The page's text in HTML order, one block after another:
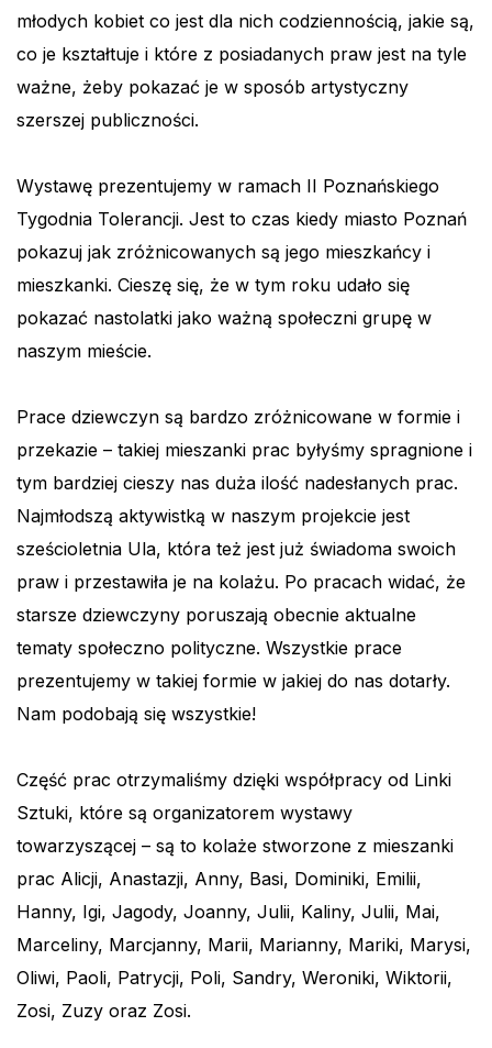
młodych kobiet co jest dla nich codziennością, jakie są,
co je kształtuje i które z posiadanych praw jest na tyle
ważne, żeby pokazać je w sposób artystyczny
szerszej publiczności.
Wystawę prezentujemy w ramach II Poznańskiego
Tygodnia Tolerancji. Jest to czas kiedy miasto Poznań
pokazuj jak zróżnicowanych są jego mieszkańcy i
mieszkanki. Cieszę się, że w tym roku udało się
pokazać nastolatki jako ważną społeczni grupę w
naszym mieście.
Prace dziewczyn są bardzo zróżnicowane w formie i
przekazie – takiej mieszanki prac byłyśmy spragnione i
tym bardziej cieszy nas duża ilość nadesłanych prac.
Najmłodszą aktywistką w naszym projekcie jest
sześcioletnia Ula, która też jest już świadoma swoich
praw i przestawiła je na kolażu. Po pracach widać, że
starsze dziewczyny poruszają obecnie aktualne
tematy społeczno polityczne. Wszystkie prace
prezentujemy w takiej formie w jakiej do nas dotarły.
Nam podobają się wszystkie!
Część prac otrzymaliśmy dzięki współpracy od Linki
Sztuki, które są organizatorem wystawy
towarzyszącej – są to kolaże stworzone z mieszanki
prac Alicji, Anastazji, Anny, Basi, Dominiki, Emilii,
Hanny, Igi, Jagody, Joanny, Julii, Kaliny, Julii, Mai,
Marceliny, Marcjanny, Marii, Marianny, Mariki, Marysi,
Oliwi, Paoli, Patrycji, Poli, Sandry, Weroniki, Wiktorii,
Zosi, Zuzy oraz Zosi.